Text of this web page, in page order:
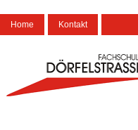
Home Kontakt